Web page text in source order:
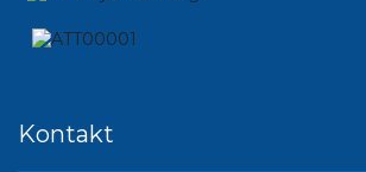
Kontakt